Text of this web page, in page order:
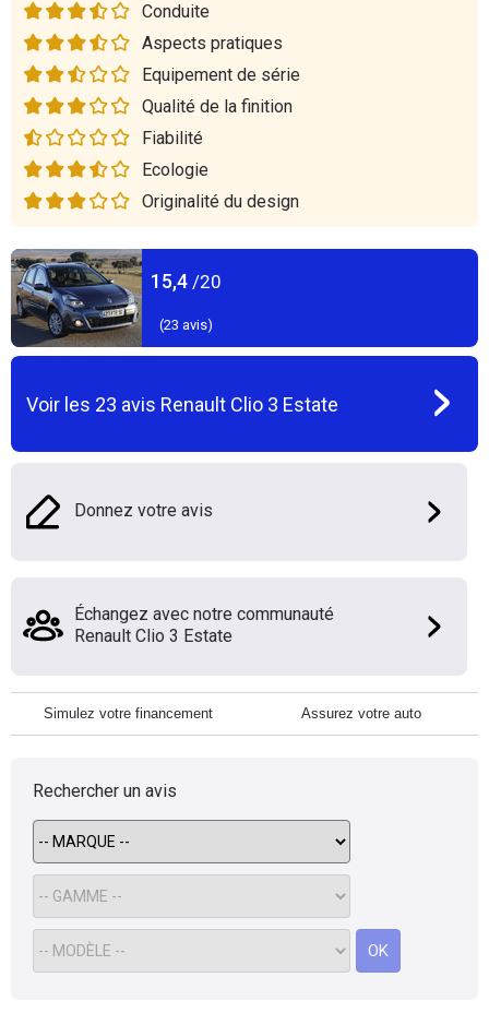
Conduite
Aspects pratiques
Equipement de série
Qualité de la finition
Fiabilité
Ecologie
Originalité du design
15,4 /20
(23 avis)
Voir les 23 avis Renault Clio 3 Estate
Donnez votre avis
Échangez avec notre communauté
Renault Clio 3 Estate
Simulez votre financement Assurez votre auto
Rechercher un avis
OK